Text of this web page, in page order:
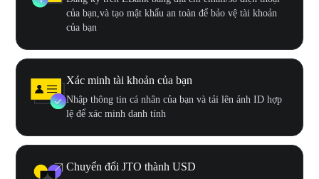
của bạn,và tạo mật khẩu an toàn để bảo vệ tài khoản
của bạn
Xác minh tài khoản của bạn
Nhập thông tin cá nhân của bạn và tải lên ảnh ID hợp
lệ để xác minh danh tính
Chuyển đổi JTO thành USD